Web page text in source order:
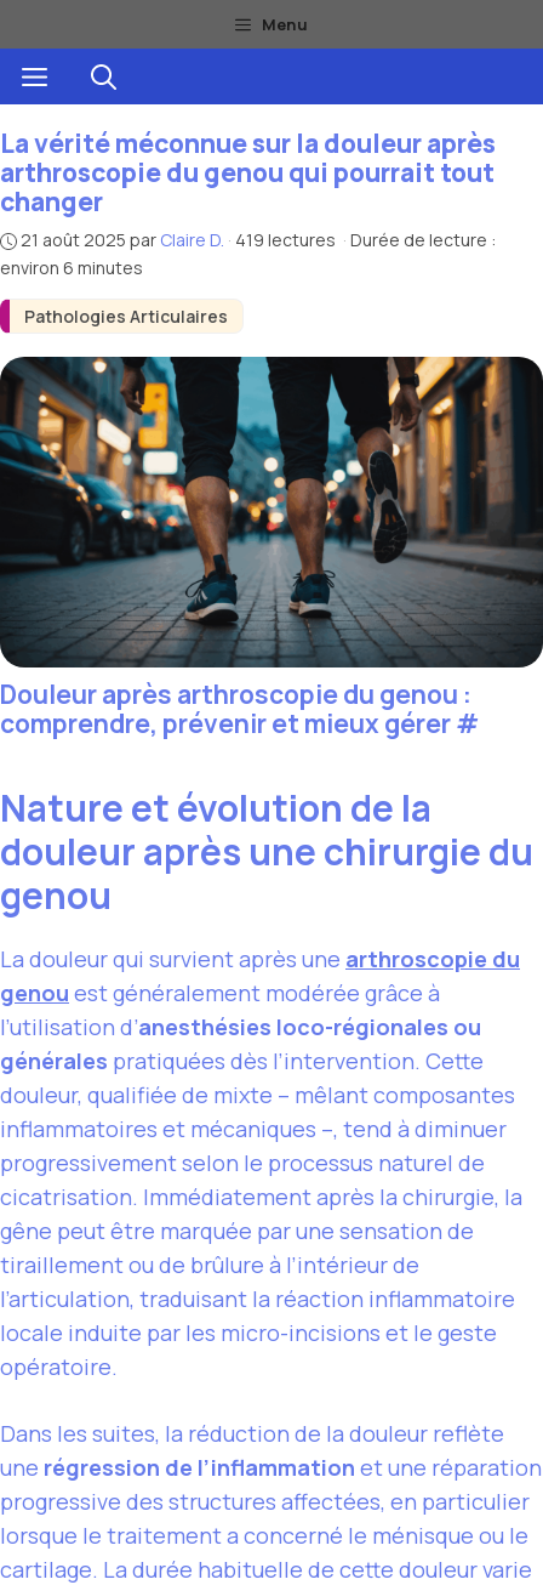
au
contenu
Menu
Menu
Pathologies Articulaires
La vérité méconnue sur la douleur après
arthroscopie du genou qui pourrait tout
changer
21 août 2025 par Claire D. · 419 lectures · Durée de lecture :
environ 6 minutes
Douleur après arthroscopie du genou :
comprendre, prévenir et mieux gérer#
Nature et évolution de la
douleur après une chirurgie du
genou
La douleur qui survient après une arthroscopie du
genou est généralement modérée grâce à
l’utilisation d’anesthésies loco-régionales ou
générales pratiquées dès l’intervention. Cette
douleur, qualifiée de mixte – mêlant composantes
inflammatoires et mécaniques –, tend à diminuer
progressivement selon le processus naturel de
cicatrisation. Immédiatement après la chirurgie, la
gêne peut être marquée par une sensation de
tiraillement ou de brûlure à l’intérieur de
l’articulation, traduisant la réaction inflammatoire
locale induite par les micro-incisions et le geste
opératoire.
Dans les suites, la réduction de la douleur reflète
une régression de l’inflammation et une réparation
progressive des structures affectées, en particulier
lorsque le traitement a concerné le ménisque ou le
cartilage. La durée habituelle de cette douleur varie